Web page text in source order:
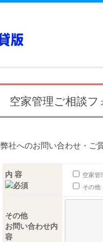
空家管理ご相談フ
弊社へのお問い合わせ・ご
内 容 空家管
その他
その他
お問い合わせ内
容